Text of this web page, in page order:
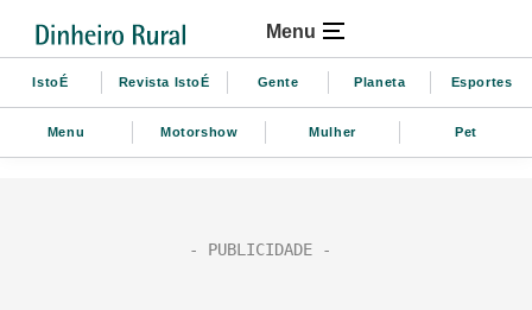
Menu
IstoÉ Revista IstoÉ Gente Planeta Esportes
Menu Motorshow Mulher Pet